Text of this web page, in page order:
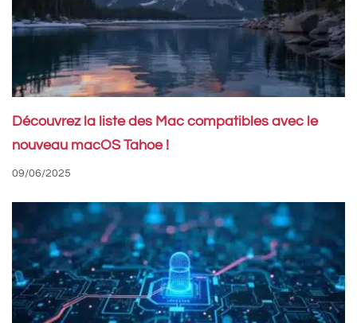
Découvrez la liste des Mac compatibles avec le
nouveau macOS Tahoe !
09/06/2025